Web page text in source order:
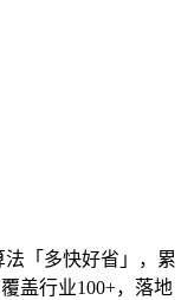
「多快好省」，累
盖行业100+，落地